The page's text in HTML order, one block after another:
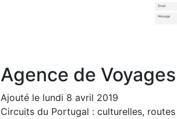
Agence de
Ajouté le lundi 8 avril 2019
Circuits du Portugal : culturelles,